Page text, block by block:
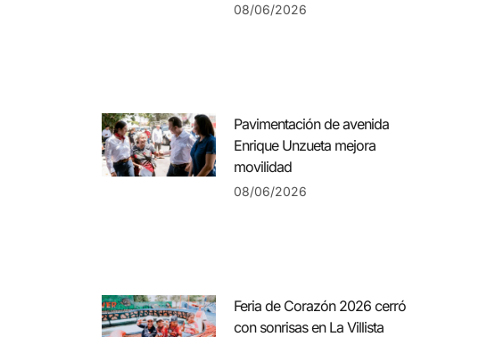
08/06/2026
Pavimentación de avenida
Enrique Unzueta mejora
movilidad
08/06/2026
Feria de Corazón 2026 cerró
con sonrisas en La Villista